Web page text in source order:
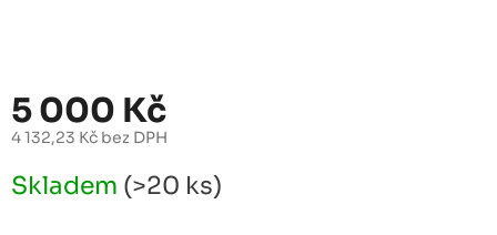
5 000 Kč
4 132,23 Kč bez DPH
cena:
Skladem (>20 ks)